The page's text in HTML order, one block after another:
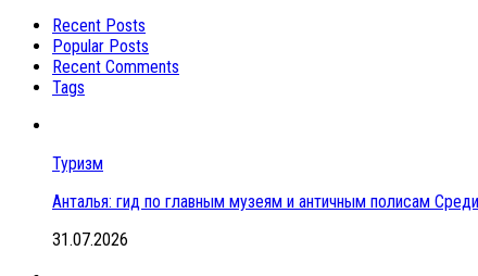
Recent Posts
Popular Posts
Recent Comments
Tags
Туризм
Анталья: гид по главным музеям и античным полисам
31.07.2026